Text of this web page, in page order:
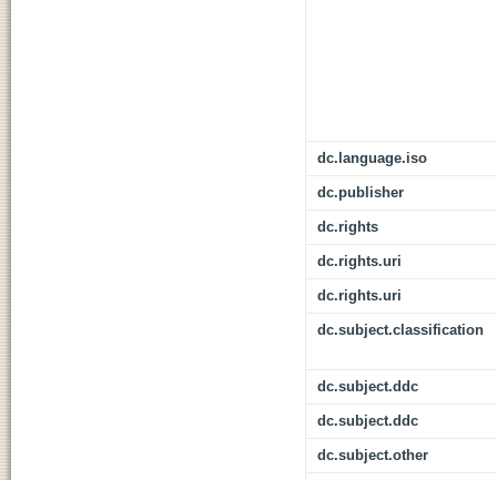
dc.language.iso
dc.publisher
dc.rights
dc.rights.uri
dc.rights.uri
dc.subject.classification
dc.subject.ddc
dc.subject.ddc
dc.subject.other